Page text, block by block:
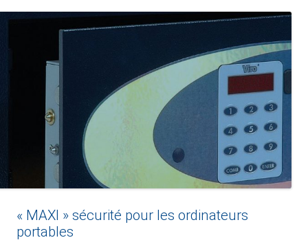
« MAXI » sécurité pour les ordinateurs
portables